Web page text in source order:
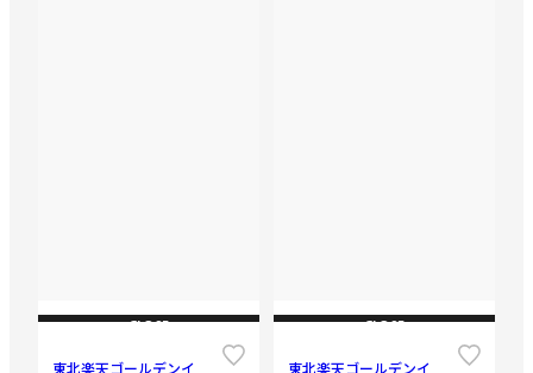
CLOSE
東北楽天ゴールデンイ
CLOSE
東北楽天ゴールデンイ